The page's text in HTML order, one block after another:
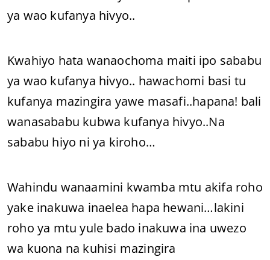
ya wao kufanya hivyo..
Kwahiyo hata wanaochoma maiti ipo sababu
ya wao kufanya hivyo.. hawachomi basi tu
kufanya mazingira yawe masafi..hapana! bali
wanasababu kubwa kufanya hivyo..Na
sababu hiyo ni ya kiroho…
Wahindu wanaamini kwamba mtu akifa roho
yake inakuwa inaelea hapa hewani…lakini
roho ya mtu yule bado inakuwa ina uwezo
wa kuona na kuhisi mazingira